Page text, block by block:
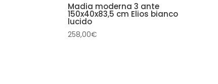
Madia moderna 3 ante
150x40x83,5 cm Elios bianco
lucido
258,00€